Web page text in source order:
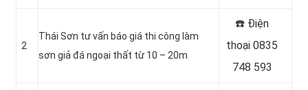
2
Thái Sơn tư vấn báo giá thi công làm
sơn giả đá ngoại thất từ 10 – 20m
☎️ Điện
thoại 0835
748 593